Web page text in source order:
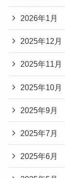
2026年1月
2025年12月
2025年11月
2025年10月
2025年9月
2025年7月
2025年6月